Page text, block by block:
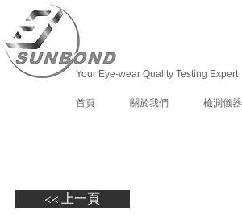
Your Eye-wear Quality Testing Expert
首頁 關於我們 檢測儀器
<< 上一頁